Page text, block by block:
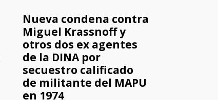
Nueva condena contra
Miguel Krassnoff y
otros dos ex agentes
de la DINA por
secuestro calificado
de militante del MAPU
en 1974